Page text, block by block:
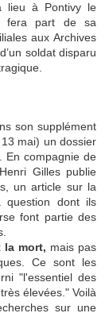
lieu à Pontivy le
fera part de sa
aux Archives
soldat disparu
son supplément
mai) un dossier
En compagnie de
Gilles publie
un article sur la
question dont ils
font partie des
la mort, mais pas
Ce sont les
"l'essentiel des
élevées." Voilà
sur une